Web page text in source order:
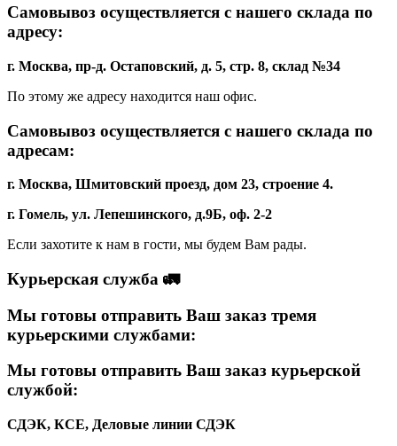
Самовывоз осуществляется с нашего склада по
адресу:
г. Москва, пр-д. Остаповский, д. 5, стр. 8, склад №34
По этому же адресу находится наш офис.
Самовывоз осуществляется с нашего склада по
адресам:
г. Москва, Шмитовский проезд, дом 23, строение 4.
г. Гомель, ул. Лепешинского, д.9Б, оф. 2-2
Если захотите к нам в гости, мы будем Вам рады.
Курьерская служба 🚛
Мы готовы отправить Ваш заказ тремя
курьерскими службами:
Мы готовы отправить Ваш заказ курьерской
службой:
СДЭК, КСЕ, Деловые линии СДЭК